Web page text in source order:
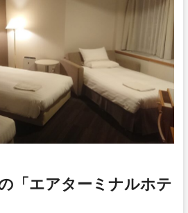
「エアターミナルホテ